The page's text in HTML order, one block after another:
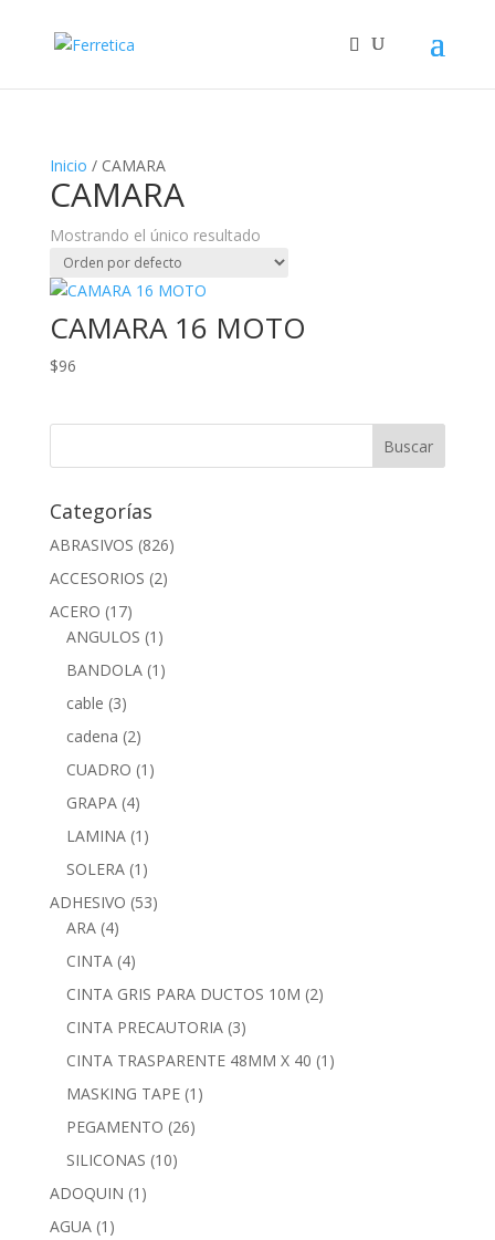
Inicio / CAMARA
CAMARA
Mostrando el único resultado
CAMARA 16 MOTO
$96
Categorías
ABRASIVOS (826)
ACCESORIOS (2)
ACERO (17)
ANGULOS (1)
BANDOLA (1)
cable (3)
cadena (2)
CUADRO (1)
GRAPA (4)
LAMINA (1)
SOLERA (1)
ADHESIVO (53)
ARA (4)
CINTA (4)
CINTA GRIS PARA DUCTOS 10M (2)
CINTA PRECAUTORIA (3)
CINTA TRASPARENTE 48MM X 40 (1)
MASKING TAPE (1)
PEGAMENTO (26)
SILICONAS (10)
ADOQUIN (1)
AGUA (1)